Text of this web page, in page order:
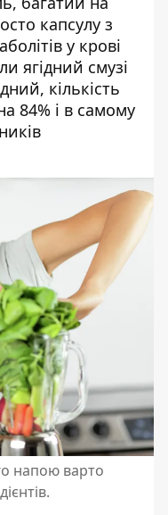
капсулу з
у крові
ягідний смузі
кількість
84% і в самому
напою варто